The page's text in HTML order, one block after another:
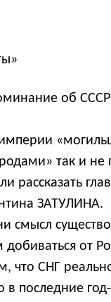
об
так и не
рассказать
ЗАТУЛИНА.
от
что СНГ
последние